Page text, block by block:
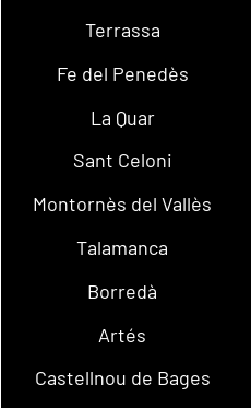
Terrassa
Fe del Penedès
La Quar
Sant Celoni
Montornès del Vallès
Talamanca
Borredà
Artés
Castellnou de Bages